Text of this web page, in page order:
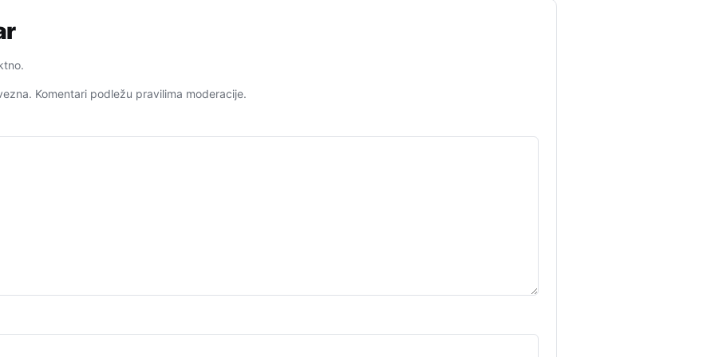
Komentari podležu pravilima moderacije.